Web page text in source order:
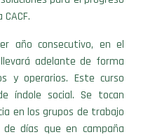
año consecutivo, en el
adelante de forma
y operarios. Este curso
índole social. Se tocan
en los grupos de trabajo
días que en campaña